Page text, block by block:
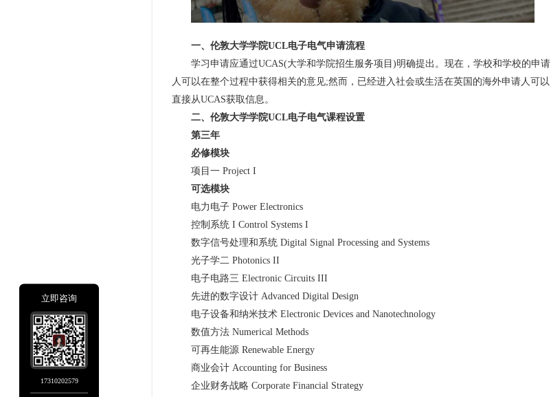
一、伦敦大学学院UCL电子电气申请流程
学习申请应通过UCAS(大学和学院招生服务项目)明确提出。现在，学校和学校的申请
人可以在整个过程中获得相关的意见;然而，已经进入社会或生活在英国的海外申请人可以
直接从UCAS获取信息。
二、伦敦大学学院UCL电子电气课程设置
第三年
必修模块
项目一 Project I
可选模块
电力电子 Power Electronics
控制系统 I Control Systems I
数字信号处理和系统 Digital Signal Processing and Systems
光子学二 Photonics II
电子电路三 Electronic Circuits III
先进的数字设计 Advanced Digital Design
电子设备和纳米技术 Electronic Devices and Nanotechnology
数值方法 Numerical Methods
可再生能源 Renewable Energy
商业会计 Accounting for Business
企业财务战略 Corporate Financial Strategy
立即咨询
17310202579